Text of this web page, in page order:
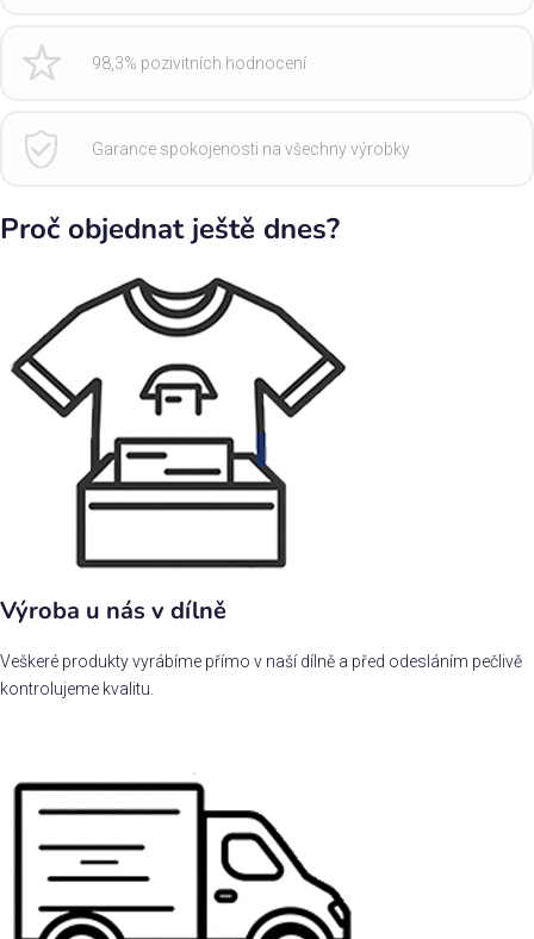
98,3% pozivitních hodnocení
Garance spokojenosti na všechny výrobky
Proč objednat ještě dnes?
Výroba u nás v dílně
Veškeré produkty vyrábíme přímo v naší dílně a před odesláním pečlivě
kontrolujeme kvalitu.